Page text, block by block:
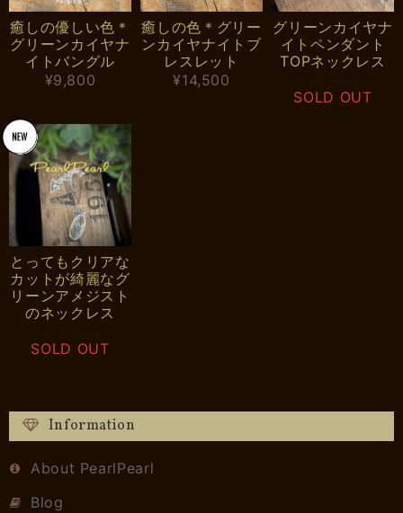
癒しの優しい色＊
グリーンカイヤナ
イトバングル
¥9,800
癒しの色＊グリー
ンカイヤナイトブ
レスレット
¥14,500
グリーンカイヤナ
イトペンダント
TOPネックレス
SOLD OUT
とってもクリアな
カットが綺麗なグ
リーンアメジスト
のネックレス
SOLD OUT
Information
About PearlPearl
Blog